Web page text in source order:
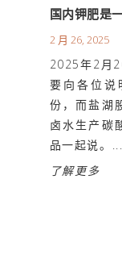
国内钾肥是
2 月 26, 2025
2025年2月
要向各位说
份，而盐湖
卤水生产碳
品一起说。...
了解更多